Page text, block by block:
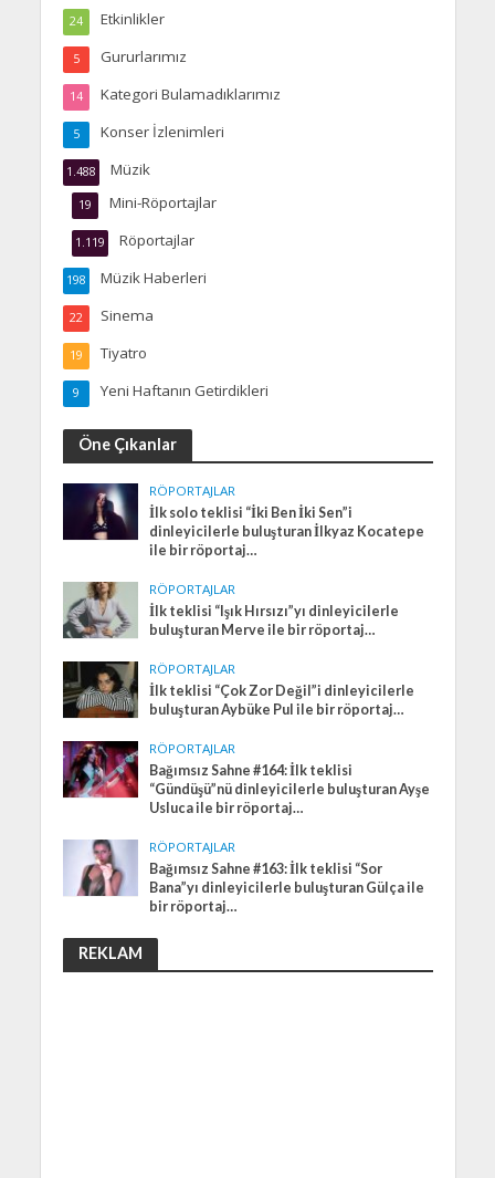
Etkinlikler
24
Gururlarımız
5
Kategori Bulamadıklarımız
14
Konser İzlenimleri
5
Müzik
1.488
Mini-Röportajlar
19
Röportajlar
1.119
Müzik Haberleri
198
Sinema
22
Tiyatro
19
Yeni Haftanın Getirdikleri
9
Öne Çıkanlar
RÖPORTAJLAR
İlk solo teklisi “İki Ben İki Sen”i
dinleyicilerle buluşturan İlkyaz Kocatepe
ile bir röportaj…
RÖPORTAJLAR
İlk teklisi “Işık Hırsızı”yı dinleyicilerle
buluşturan Merve ile bir röportaj…
RÖPORTAJLAR
İlk teklisi “Çok Zor Değil”i dinleyicilerle
buluşturan Aybüke Pul ile bir röportaj…
RÖPORTAJLAR
Bağımsız Sahne #164: İlk teklisi
“Gündüşü”nü dinleyicilerle buluşturan Ayşe
Usluca ile bir röportaj…
RÖPORTAJLAR
Bağımsız Sahne #163: İlk teklisi “Sor
Bana”yı dinleyicilerle buluşturan Gülça ile
bir röportaj…
REKLAM